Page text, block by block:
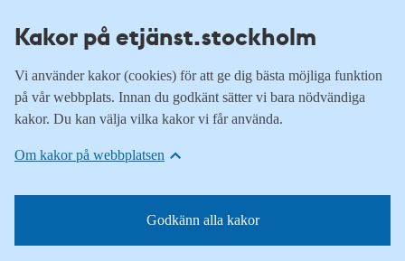
Kakor på etjänst.stockholm
Vi använder kakor (cookies) för att ge dig bästa möjliga funktion
på vår webbplats. Innan du godkänt sätter vi bara nödvändiga
kakor. Du kan välja vilka kakor vi får använda.
Om kakor på webbplatsen
Godkänn alla kakor